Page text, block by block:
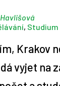
, Studium
Krakov
vyjet na